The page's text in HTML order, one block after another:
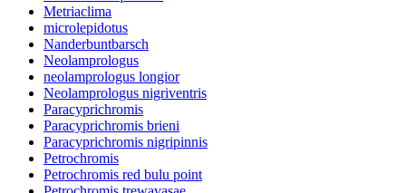
Metriaclima
microlepidotus
Nanderbuntbarsch
Neolamprologus
neolamprologus longior
Neolamprologus nigriventris
Paracyprichromis
Paracyprichromis brieni
Paracyprichromis nigripinnis
Petrochromis
Petrochromis red bulu point